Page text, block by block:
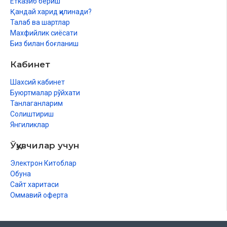
Ҳаво сaфaрлaридaн хурсaндлигим
Қандай харид қилинади?
Талаб ва шартлар
Махфийлик сиёсати
Биз билан боғланиш
Кабинет
Шахсий кабинет
Буюртмалар рўйхати
Танлаганларим
Солиштириш
Янгиликлар
Ўқувчилар учун
Электрон Китоблар
Обуна
Сайт харитаси
Оммавий оферта